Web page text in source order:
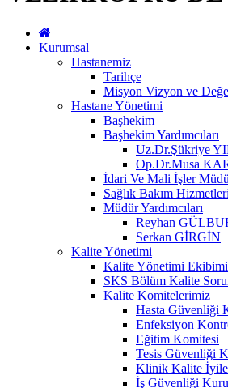
Kurumsal
Hastanemiz
Tarihçe
Misyon Vizyon ve
Hastane Yönetimi
Başhekim
Başhekim Yardımcıları
Uz.Dr.Şükriye
Op.Dr.Musa
İdari Ve Mali İşler
Sağlık Bakım
Müdür Yardımcıları
Reyhan
Serkan GİRGİN
Kalite Yönetimi
Kalite Yönetimi
SKS Bölüm Kalite
Kalite Komitelerimiz
Hasta Güvenliği
Enfeksiyon
Eğitim Komitesi
Tesis Güvenliği
Klinik Kalite
İş Güvenliği